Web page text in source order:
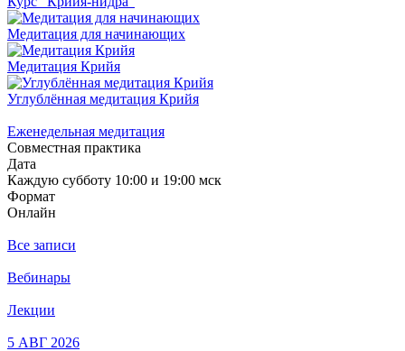
Медитация для начинающих
Медитация Крийя
Углублённая медитация Крийя
Еженедельная медитация
Совместная практика
Дата
Каждую субботу 10:00 и 19:00 мск
Формат
Онлайн
Все записи
Вебинары
Лекции
5 АВГ 2026